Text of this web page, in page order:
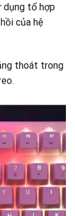
tổ hợp
của hệ
thoát trong